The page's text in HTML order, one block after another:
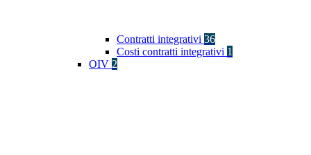
Contratti integrativi 36
Costi contratti integrativi 1
OIV 2